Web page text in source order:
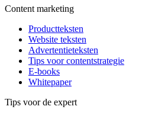
Content marketing
Productteksten
Website teksten
Advertentieteksten
Tips voor contentstrategie
E-books
Whitepaper
Tips voor de expert